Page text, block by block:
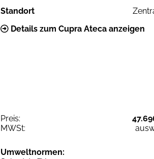
Standort
Details zum Cupra Ateca anzeigen
Preis:
MWSt:
Umweltnormen: